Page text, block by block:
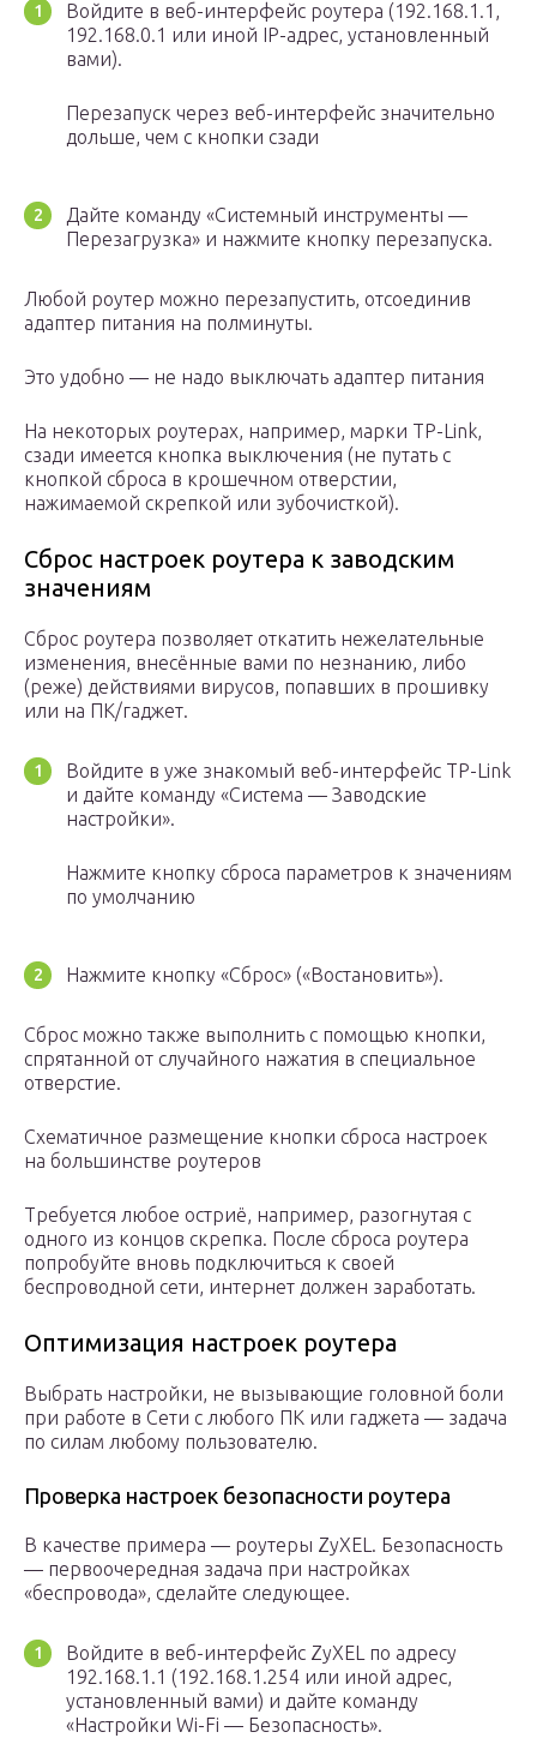
Войдите в веб-интерфейс роутера (192.168.1.1,
192.168.0.1 или иной IP-адрес, установленный
вами).
Перезапуск через веб-интерфейс значительно
дольше, чем с кнопки сзади
Дайте команду «Системный инструменты —
Перезагрузка» и нажмите кнопку перезапуска.
Любой роутер можно перезапустить, отсоединив
адаптер питания на полминуты.
Это удобно — не надо выключать адаптер питания
На некоторых роутерах, например, марки TP-Link,
сзади имеется кнопка выключения (не путать с
кнопкой сброса в крошечном отверстии,
нажимаемой скрепкой или зубочисткой).
Сброс настроек роутера к заводским
значениям
Сброс роутера позволяет откатить нежелательные
изменения, внесённые вами по незнанию, либо
(реже) действиями вирусов, попавших в прошивку
или на ПК/гаджет.
Войдите в уже знакомый веб-интерфейс TP-Link
и дайте команду «Система — Заводские
настройки».
Нажмите кнопку сброса параметров к значениям
по умолчанию
Нажмите кнопку «Сброс» («Востановить»).
Сброс можно также выполнить с помощью кнопки,
спрятанной от случайного нажатия в специальное
отверстие.
Схематичное размещение кнопки сброса настроек
на большинстве роутеров
Требуется любое остриё, например, разогнутая с
одного из концов скрепка. После сброса роутера
попробуйте вновь подключиться к своей
беспроводной сети, интернет должен заработать.
Оптимизация настроек роутера
Выбрать настройки, не вызывающие головной боли
при работе в Сети с любого ПК или гаджета — задача
по силам любому пользователю.
Проверка настроек безопасности роутера
В качестве примера — роутеры ZyXEL. Безопасность
— первоочередная задача при настройках
«беспровода», сделайте следующее.
Войдите в веб-интерфейс ZyXEL по адресу
192.168.1.1 (192.168.1.254 или иной адрес,
установленный вами) и дайте команду
«Настройки Wi-Fi — Безопасность».